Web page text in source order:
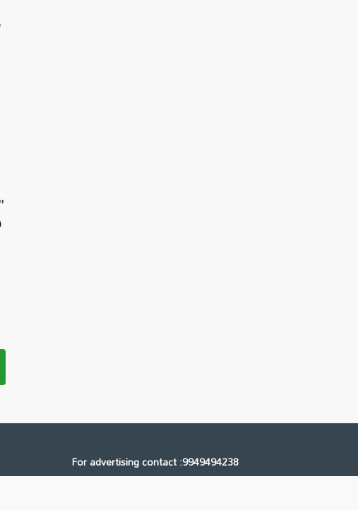
For advertising contact :9949494238
Email: digital@ntvnetwork.com